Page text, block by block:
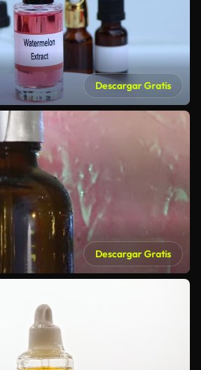
Descargar Gratis
Descargar Gratis